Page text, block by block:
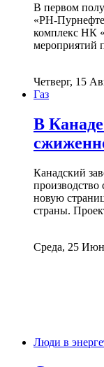
В первом
«РН-
комплекс НК
мероприятий
Четверг, 15
Газ
В Канаде
Канадский
новую
страны.
Среда, 25
Люди в